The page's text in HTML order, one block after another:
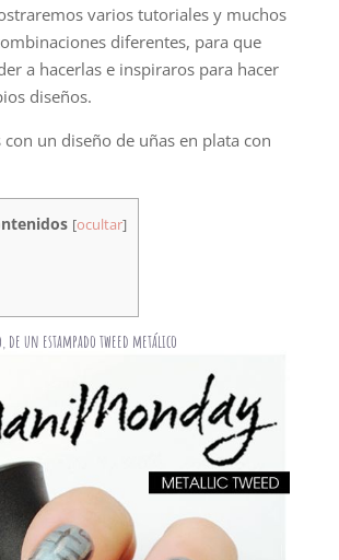
varios tutoriales y muchos
diferentes, para que
a hacerlas e inspiraros para hacer
diseños.
con un diseño de uñas en plata con
[ocultar]
de un estampado tweed metálico